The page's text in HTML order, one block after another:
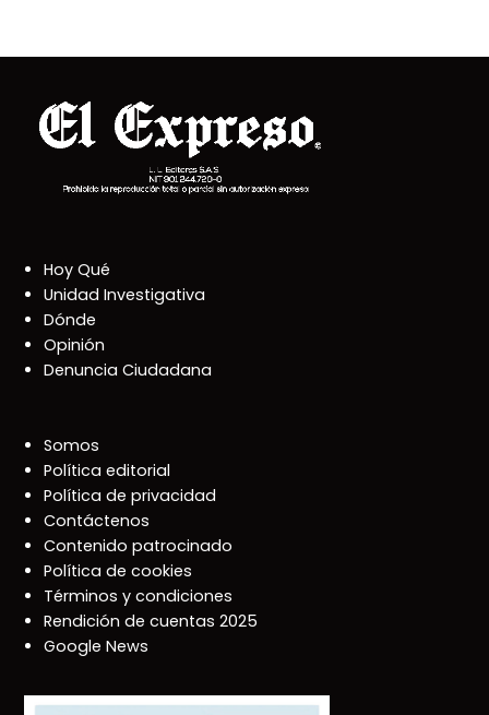
Hoy Qué
Unidad Investigativa
Dónde
Opinión
Denuncia Ciudadana
Somos
Política editorial
Política de privacidad
Contáctenos
Contenido patrocinado
Política de cookies
Términos y condiciones
Rendición de cuentas 2025
Google News